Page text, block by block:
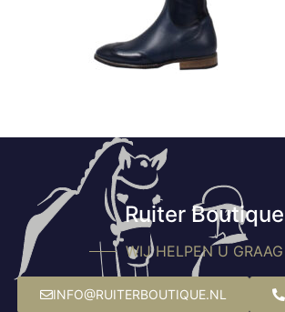
Ruiter Boutique
WIJ HELPEN U GRAAG
INFO@RUITERBOUTIQUE.NL